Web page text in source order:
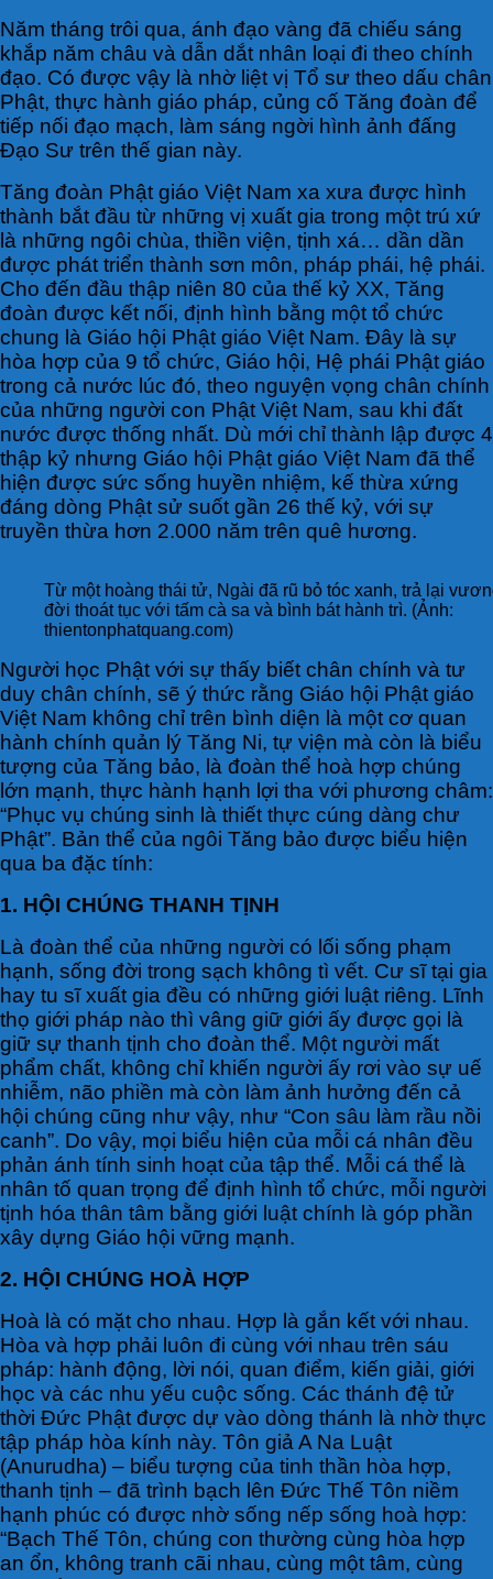
Năm tháng trôi qua, ánh đạo vàng đã chiếu sáng
khắp năm châu và dẫn dắt nhân loại đi theo chính
đạo. Có được vậy là nhờ liệt vị Tổ sư theo dấu chân
Phật, thực hành giáo pháp, củng cố Tăng đoàn để
tiếp nối đạo mạch, làm sáng ngời hình ảnh đấng
Đạo Sư trên thế gian này.
Tăng đoàn Phật giáo Việt Nam xa xưa được hình
thành bắt đầu từ những vị xuất gia trong một trú xứ
là những ngôi chùa, thiền viện, tịnh xá… dần dần
được phát triển thành sơn môn, pháp phái, hệ phái.
Cho đến đầu thập niên 80 của thế kỷ XX, Tăng
đoàn được kết nối, định hình bằng một tổ chức
chung là Giáo hội Phật giáo Việt Nam. Đây là sự
hòa hợp của 9 tổ chức, Giáo hội, Hệ phái Phật giáo
trong cả nước lúc đó, theo nguyện vọng chân chính
của những người con Phật Việt Nam, sau khi đất
nước được thống nhất. Dù mới chỉ thành lập được 4
thập kỷ nhưng Giáo hội Phật giáo Việt Nam đã thể
hiện được sức sống huyền nhiệm, kế thừa xứng
đáng dòng Phật sử suốt gần 26 thế kỷ, với sự
truyền thừa hơn 2.000 năm trên quê hương.
Từ một hoàng thái tử, Ngài đã rũ bỏ tóc xanh, trả lại
đời thoát tục với tấm cà sa và bình bát hành trì. (Ảnh:
thientonphatquang.com)
Người học Phật với sự thấy biết chân chính và tư
duy chân chính, sẽ ý thức rằng Giáo hội Phật giáo
Việt Nam không chỉ trên bình diện là một cơ quan
hành chính quản lý Tăng Ni, tự viện mà còn là biểu
tượng của Tăng bảo, là đoàn thể hoà hợp chúng
lớn mạnh, thực hành hạnh lợi tha với phương châm:
“Phục vụ chúng sinh là thiết thực cúng dàng chư
Phật”. Bản thể của ngôi Tăng bảo được biểu hiện
qua ba đặc tính:
1. HỘI CHÚNG THANH TỊNH
Là đoàn thể của những người có lối sống phạm
hạnh, sống đời trong sạch không tì vết. Cư sĩ tại gia
hay tu sĩ xuất gia đều có những giới luật riêng. Lĩnh
thọ giới pháp nào thì vâng giữ giới ấy được gọi là
giữ sự thanh tịnh cho đoàn thể. Một người mất
phẩm chất, không chỉ khiến người ấy rơi vào sự uế
nhiễm, não phiền mà còn làm ảnh hưởng đến cả
hội chúng cũng như vậy, như “Con sâu làm rầu nồi
canh”. Do vậy, mọi biểu hiện của mỗi cá nhân đều
phản ánh tính sinh hoạt của tập thể. Mỗi cá thể là
nhân tố quan trọng để định hình tổ chức, mỗi người
tịnh hóa thân tâm bằng giới luật chính là góp phần
xây dựng Giáo hội vững mạnh.
2. HỘI CHÚNG HOÀ HỢP
Hoà là có mặt cho nhau. Hợp là gắn kết với nhau.
Hòa và hợp phải luôn đi cùng với nhau trên sáu
pháp: hành động, lời nói, quan điểm, kiến giải, giới
học và các nhu yếu cuộc sống. Các thánh đệ tử
thời Đức Phật được dự vào dòng thánh là nhờ thực
tập pháp hòa kính này. Tôn giả A Na Luật
(Anurudha) – biểu tượng của tinh thần hòa hợp,
thanh tịnh – đã trình bạch lên Đức Thế Tôn niềm
hạnh phúc có được nhờ sống nếp sống hoà hợp:
“Bạch Thế Tôn, chúng con thường cùng hòa hợp
an ổn, không tranh cãi nhau, cùng một tâm, cùng